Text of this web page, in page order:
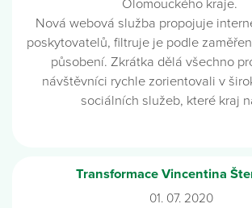
Olomouckého kraje.
Nová webová služba propojuje
poskytovatelů, filtruje je podle
působení. Zkrátka dělá všechno
návštěvníci rychle zorientovali v
sociálních služeb, které kraj
Transformace Vincentina
01. 07. 2020